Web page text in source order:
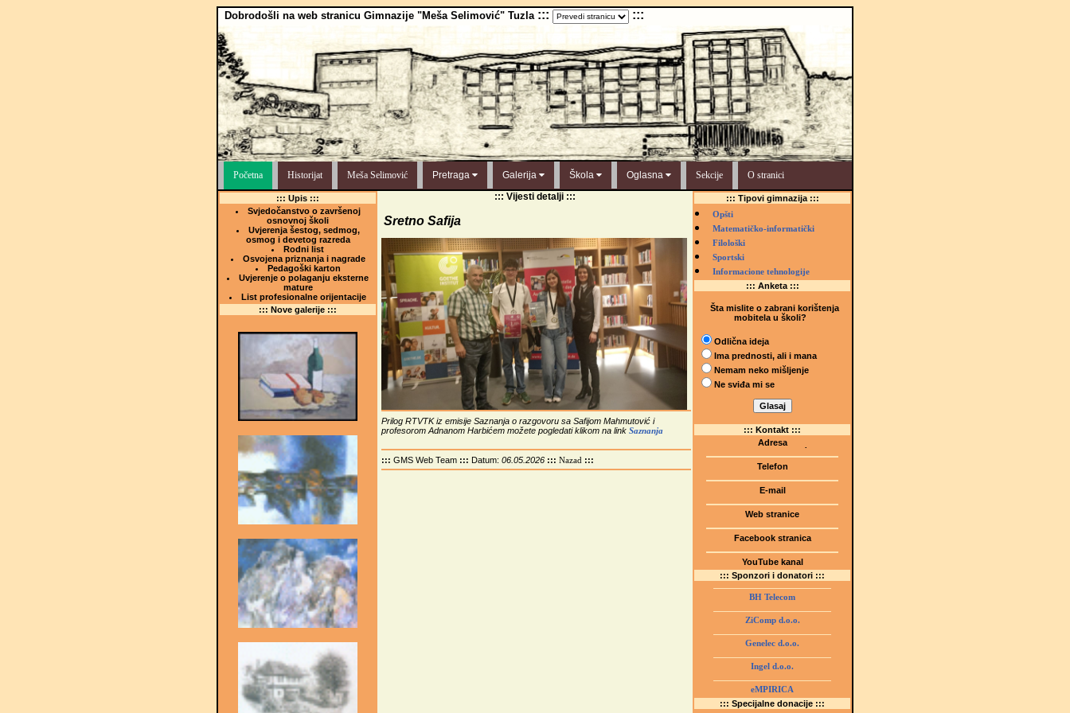
Dobrodošli na web stranicu Gimnazije "Meša Selimović" Tuzla ::: :::
Početna Historijat Meša Selimović Pretraga Galerija Škola Oglasna Sekcije O stranici
::: Upis :::
Svjedočanstvo o završenoj
osnovnoj školi
Uvjerenja šestog, sedmog,
osmog i devetog razreda
Rodni list
Osvojena priznanja i nagrade
Pedagoški karton
Uvjerenje o polaganju eksterne
mature
List profesionalne orijentacije
::: Nove galerije :::
::: Vijesti detalji :::
Sretno Safija
Prilog RTVTK iz emisije Saznanja o razgovoru sa Safijom Mahmutović i
profesorom Adnanom Harbićem možete pogledati klikom na link Saznanja
::: GMS Web Team::: Datum: 06.05.2026::: Nazad :::
::: Tipovi gimnazija :::
Opšti
Matematičko-informatički
Filološki
Sportski
Informacione tehnologije
::: Anketa :::
Šta mislite o zabrani korištenja
mobitela u školi?
Odlična ideja
Ima prednosti, ali i mana
Nemam neko mišljenje
Ne sviđa mi se
::: Kontakt :::
Adresa
(Šetalište I.G. Kovačića 1)
75000 Tuzla, BiH
Telefon
E-mail
Web stranice
www.gmstziam.com.ba
Facebook stranica
YouTube kanal
GMS Tuzla
::: Sponzori i donatori :::
BH Telecom
ZiComp d.o.o.
Genelec d.o.o.
Ingel d.o.o.
eMPIRICA
::: Specijalne donacije :::